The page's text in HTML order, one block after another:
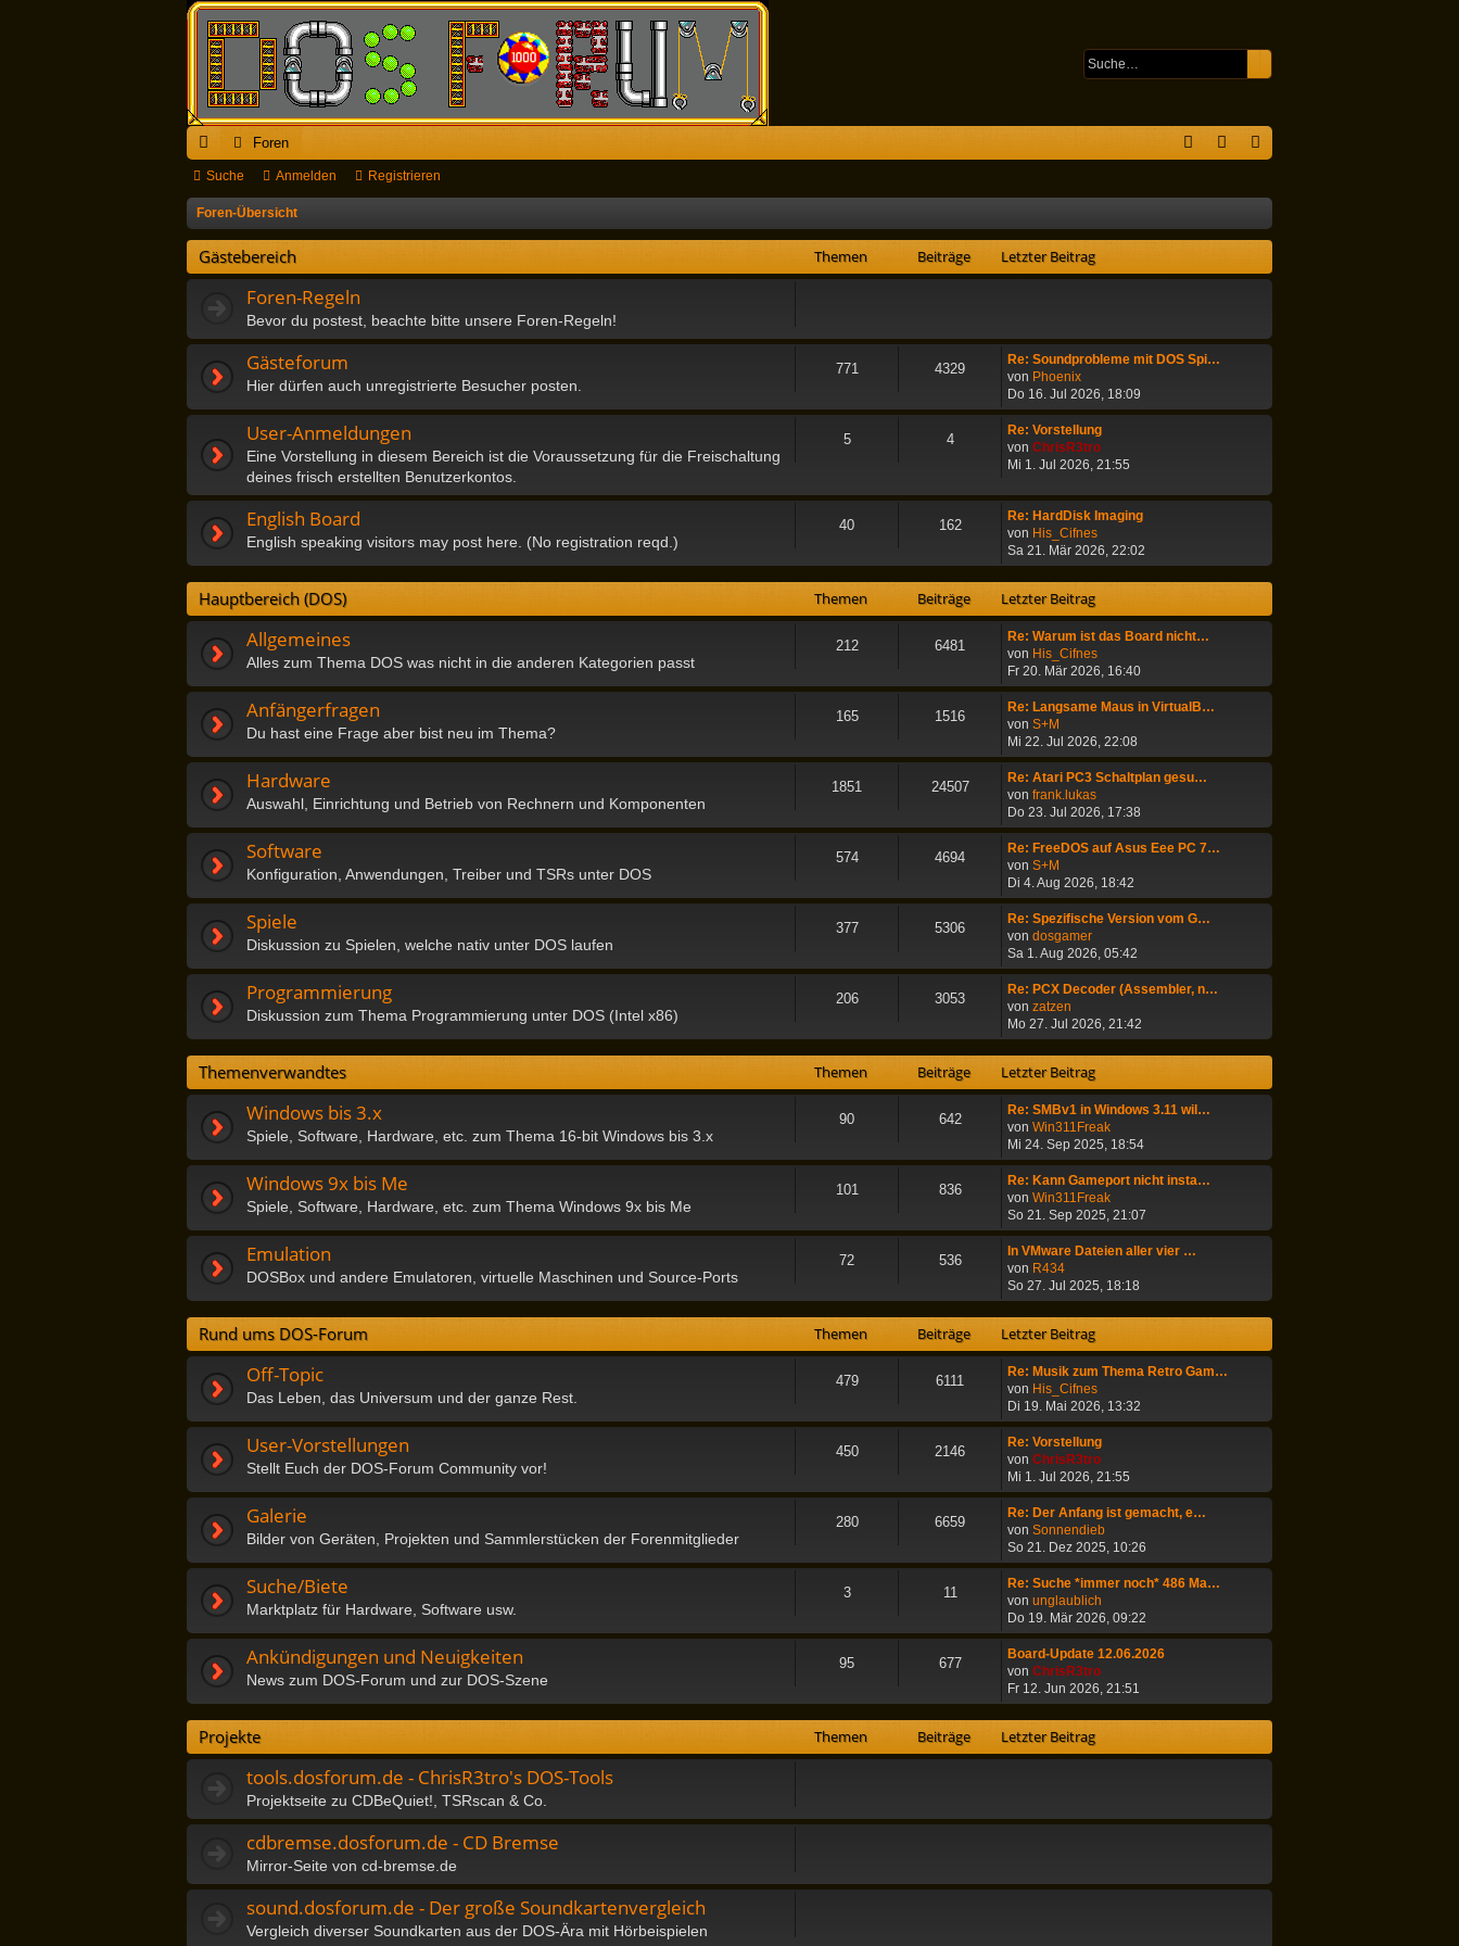
ch
ne
llz
ug
Foren
Q el
de
rie
re
Suche Anmelden Registrieren
Foren-Übersicht
Gästebereich Themen Beiträge Letzter Beitrag
Foren-Regeln
Bevor du postest, beachte bitte unsere Foren-Regeln!
Gästeforum
Hier dürfen auch unregistrierte Besucher posten.
771 4329
Re: Soundprobleme mit DOS Spi…
von Phoenix
e
u
e
s
t
r
B
e
i
t
r
a
g
Do 16. Jul 2026, 18:09
User-Anmeldungen
Eine Vorstellung in diesem Bereich ist die Voraussetzung für die Freischaltung
deines frisch erstellten Benutzerkontos.
5 4
Re: Vorstellung
von ChrisR3tro
e
e
s
e
r
B
i
t
a
g
Mi 1. Jul 2026, 21:55
English Board
English speaking visitors may post here. (No registration reqd.)
40 162
Re: HardDisk Imaging
von His_Cifnes
e
u
e
t
e
B
e
i
a
g
Sa 21. Mär 2026, 22:02
Hauptbereich (DOS) Themen Beiträge Letzter Beitrag
Allgemeines
Alles zum Thema DOS was nicht in die anderen Kategorien passt
212 6481
Re: Warum ist das Board nicht…
von His_Cifnes
u
e
e
r
i
t
a
g
Fr 20. Mär 2026, 16:40
Anfängerfragen
Du hast eine Frage aber bist neu im Thema?
165 1516
Re: Langsame Maus in VirtualB…
von S+M
e
u
e
s
t
e
r
e
i
t
r
a
g
Mi 22. Jul 2026, 22:08
Hardware
Auswahl, Einrichtung und Betrieb von Rechnern und Komponenten
1851 24507
Re: Atari PC3 Schaltplan gesu…
von frank.lukas
e
u
e
e
r
e
i
t
a
g
Do 23. Jul 2026, 17:38
Software
Konfiguration, Anwendungen, Treiber und TSRs unter DOS
574 4694
Re: FreeDOS auf Asus Eee PC 7…
von S+M
e
u
e
s
t
e
r
B
e
i
t
r
a
g
Di 4. Aug 2026, 18:42
Spiele
Diskussion zu Spielen, welche nativ unter DOS laufen
377 5306
Re: Spezifische Version vom G…
von dosgamer
e
u
e
t
e
r
B
e
i
t
r
a
g
Sa 1. Aug 2026, 05:42
Programmierung
Diskussion zum Thema Programmierung unter DOS (Intel x86)
206 3053
Re: PCX Decoder (Assembler, n…
von zatzen
e
u
e
s
t
e
r
B
e
i
r
a
g
Mo 27. Jul 2026, 21:42
Themenverwandtes Themen Beiträge Letzter Beitrag
Windows bis 3.x
Spiele, Software, Hardware, etc. zum Thema 16-bit Windows bis 3.x
90 642
Re: SMBv1 in Windows 3.11 wil…
von Win311Freak
e
u
e
t
e
r
e
i
t
a
g
Mi 24. Sep 2025, 18:54
Windows 9x bis Me
Spiele, Software, Hardware, etc. zum Thema Windows 9x bis Me
101 836
Re: Kann Gameport nicht insta…
von Win311Freak
e
u
e
t
e
r
e
i
r
a
So 21. Sep 2025, 21:07
Emulation
DOSBox und andere Emulatoren, virtuelle Maschinen und Source-Ports
72 536
In VMware Dateien aller vier …
von R434
e
u
e
s
t
e
r
B
e
i
t
r
a
g
So 27. Jul 2025, 18:18
Rund ums DOS-Forum Themen Beiträge Letzter Beitrag
Off-Topic
Das Leben, das Universum und der ganze Rest.
479 6111
Re: Musik zum Thema Retro Gam…
von His_Cifnes
u
e
s
t
e
r
B
e
i
t
r
a
g
Di 19. Mai 2026, 13:32
User-Vorstellungen
Stellt Euch der DOS-Forum Community vor!
450 2146
Re: Vorstellung
von ChrisR3tro
e
u
e
s
t
e
r
e
i
t
a
g
Mi 1. Jul 2026, 21:55
Galerie
Bilder von Geräten, Projekten und Sammlerstücken der Forenmitglieder
280 6659
Re: Der Anfang ist gemacht, e…
von Sonnendieb
e
u
e
e
r
e
i
t
a
So 21. Dez 2025, 10:26
Suche/Biete
Marktplatz für Hardware, Software usw.
3 11
Re: Suche *immer noch* 486 Ma…
von unglaublich
e
u
e
t
e
r
e
a
Do 19. Mär 2026, 09:22
Ankündigungen und Neuigkeiten
News zum DOS-Forum und zur DOS-Szene
95 677
Board-Update 12.06.2026
von ChrisR3tro
e
u
e
t
e
Fr 12. Jun 2026, 21:51
Projekte Themen Beiträge Letzter Beitrag
tools.dosforum.de - ChrisR3tro's DOS-Tools
Projektseite zu CDBeQuiet!, TSRscan & Co.
cdbremse.dosforum.de - CD Bremse
Mirror-Seite von cd-bremse.de
sound.dosforum.de - Der große Soundkartenvergleich
Vergleich diverser Soundkarten aus der DOS-Ära mit Hörbeispielen